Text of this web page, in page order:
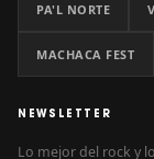
PA'L NORTE
MACHACA FEST
NEWSLETTER
Lo mejor del rock y